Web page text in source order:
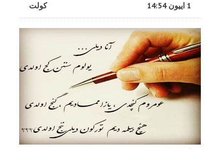
کولت 1 اییون 14:54